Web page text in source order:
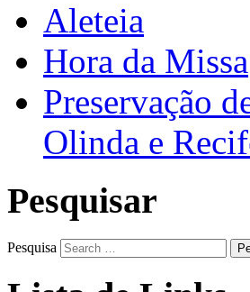
Aleteia
Hora da Missa
Preservação
Olinda e
Pesquisar
Pesquisa